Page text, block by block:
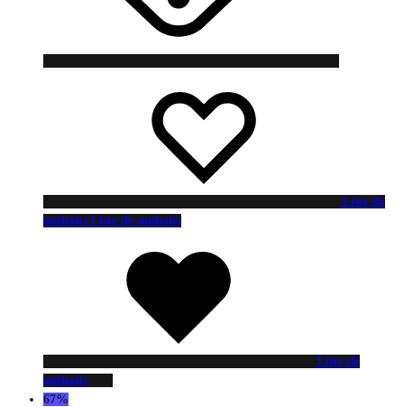
Liste de
souhaits Liste de souhaits
Liste de
souhaits
67%